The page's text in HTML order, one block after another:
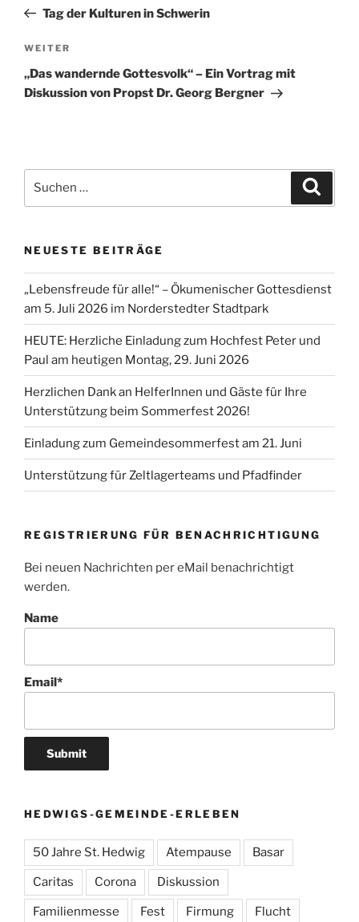
Beitrag
Tag der Kulturen in Schwerin
Nächster
Beitrag
WEITER
„Das wandernde Gottesvolk“ – Ein Vortrag mit
Diskussion von Propst Dr. Georg Bergner
nach:
NEUESTE BEITRÄGE
„Lebensfreude für alle!“ – Ökumenischer Gottesdienst
am 5. Juli 2026 im Norderstedter Stadtpark
HEUTE: Herzliche Einladung zum Hochfest Peter und
Paul am heutigen Montag, 29. Juni 2026
Herzlichen Dank an HelferInnen und Gäste für Ihre
Unterstützung beim Sommerfest 2026!
Einladung zum Gemeindesommerfest am 21. Juni
Unterstützung für Zeltlagerteams und Pfadfinder
REGISTRIERUNG FÜR BENACHRICHTIGUNG
Bei neuen Nachrichten per eMail benachrichtigt
werden.
Name
Email*
HEDWIGS-GEMEINDE-ERLEBEN
50 Jahre St. Hedwig Atempause Basar
Caritas Corona Diskussion
Familienmesse Fest Firmung Flucht